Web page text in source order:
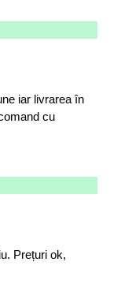
iar livrarea în
cu
Prețuri ok,